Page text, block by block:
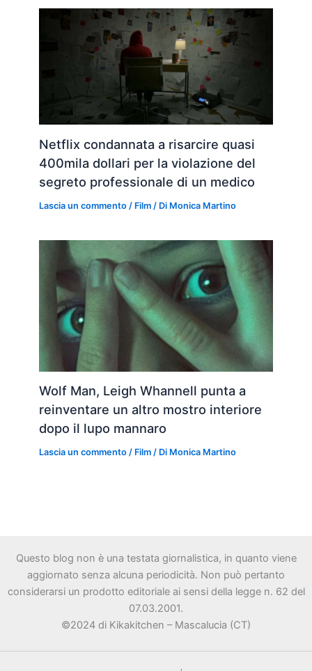
Netflix condannata a risarcire quasi
400mila dollari per la violazione del
segreto professionale di un medico
Lascia un commento / Film / Di Monica Martino
Wolf Man, Leigh Whannell punta a
reinventare un altro mostro interiore
dopo il lupo mannaro
Lascia un commento / Film / Di Monica Martino
Questo blog non è una testata giornalistica, in quanto viene
aggiornato senza alcuna periodicità. Non può pertanto
considerarsi un prodotto editoriale ai sensi della legge n. 62 del
07.03.2001.
©2024 di Kikakitchen – Mascalucia (CT)